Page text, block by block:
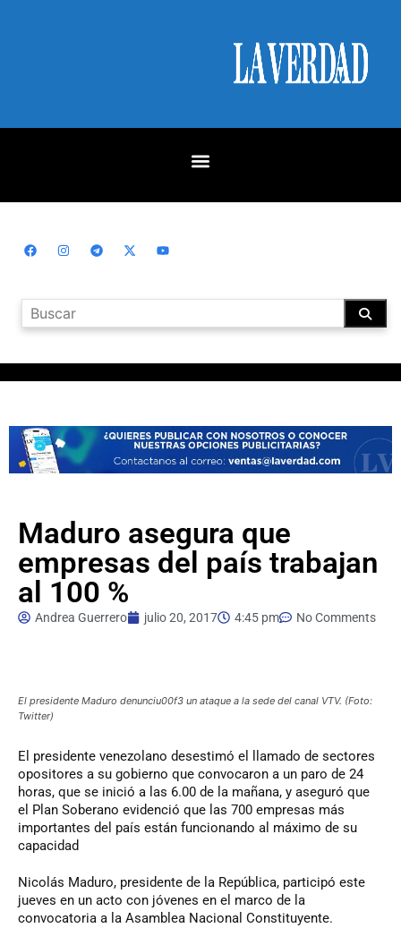
Maduro asegura que
empresas del país trabajan
al 100 %
Andrea Guerrero julio 20, 2017 4:45 pm No Comments
El presidente Maduro denunciu00f3 un ataque a la sede del canal VTV. (Foto:
Twitter)
El presidente venezolano desestimó el llamado de sectores
opositores a su gobierno que convocaron a un paro de 24
horas, que se inició a las 6.00 de la mañana, y aseguró que
el Plan Soberano evidenció que las 700 empresas más
importantes del país están funcionando al máximo de su
capacidad
Nicolás Maduro, presidente de la República, participó este
jueves en un acto con jóvenes en el marco de la
convocatoria a la Asamblea Nacional Constituyente.